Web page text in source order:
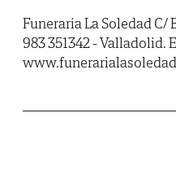
Funeraria La Soledad C/
983 351342 - Valladolid.